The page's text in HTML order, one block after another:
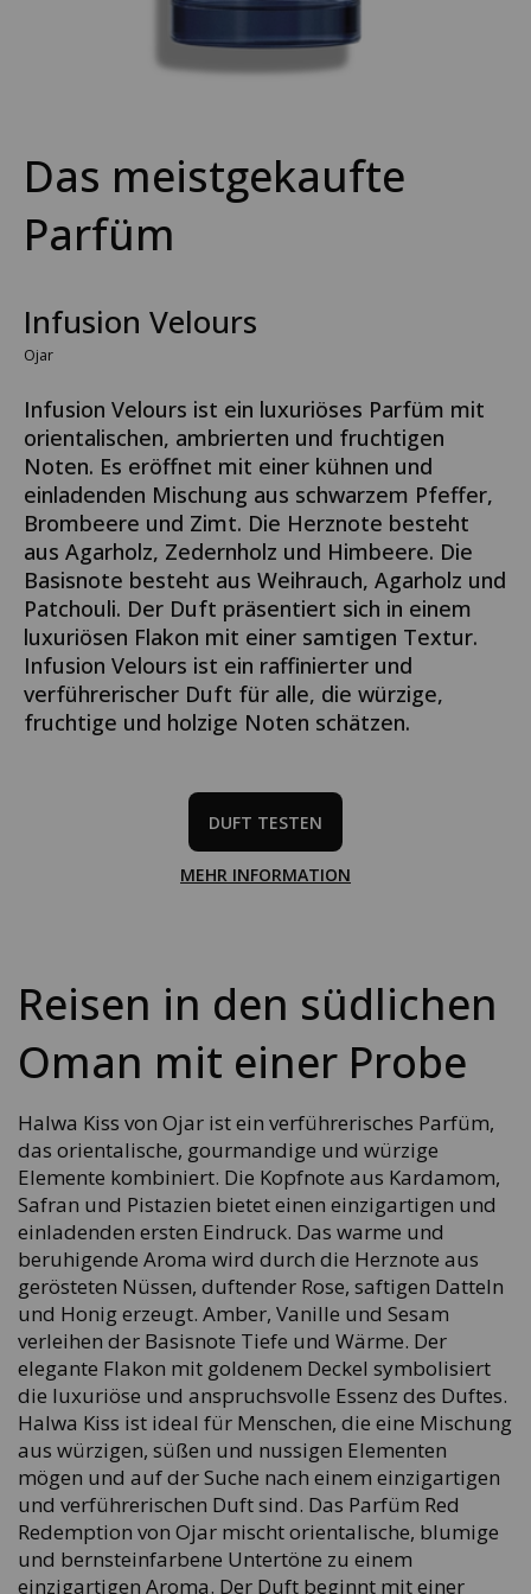
Das meistgekaufte
Parfüm
Infusion Velours
Ojar
Infusion Velours ist ein luxuriöses Parfüm mit
orientalischen, ambrierten und fruchtigen
Noten. Es eröffnet mit einer kühnen und
einladenden Mischung aus schwarzem Pfeffer,
Brombeere und Zimt. Die Herznote besteht
aus Agarholz, Zedernholz und Himbeere. Die
Basisnote besteht aus Weihrauch, Agarholz und
Patchouli. Der Duft präsentiert sich in einem
luxuriösen Flakon mit einer samtigen Textur.
Infusion Velours ist ein raffinierter und
verführerischer Duft für alle, die würzige,
fruchtige und holzige Noten schätzen.
DUFT TESTEN
MEHR INFORMATION
Reisen in den südlichen
Oman mit einer Probe
Halwa Kiss von Ojar ist ein verführerisches Parfüm,
das orientalische, gourmandige und würzige
Elemente kombiniert. Die Kopfnote aus Kardamom,
Safran und Pistazien bietet einen einzigartigen und
einladenden ersten Eindruck. Das warme und
beruhigende Aroma wird durch die Herznote aus
gerösteten Nüssen, duftender Rose, saftigen Datteln
und Honig erzeugt. Amber, Vanille und Sesam
verleihen der Basisnote Tiefe und Wärme. Der
elegante Flakon mit goldenem Deckel symbolisiert
die luxuriöse und anspruchsvolle Essenz des Duftes.
Halwa Kiss ist ideal für Menschen, die eine Mischung
aus würzigen, süßen und nussigen Elementen
mögen und auf der Suche nach einem einzigartigen
und verführerischen Duft sind. Das Parfüm Red
Redemption von Ojar mischt orientalische, blumige
und bernsteinfarbene Untertöne zu einem
einzigartigen Aroma. Der Duft beginnt mit einer